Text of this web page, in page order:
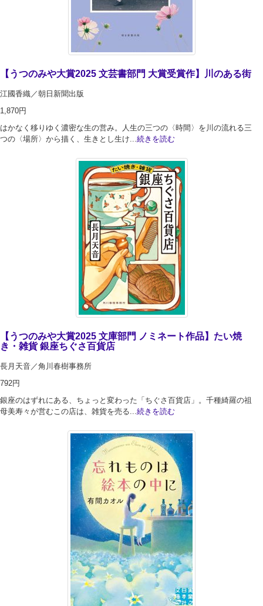
【うつのみや大賞2025 文芸書部門 大賞受賞作】川のある街
江國香織／朝日新聞出版
1,870円
はかなく移りゆく濃密な生の営み。人生の三つの〈時間〉を川の流れる三
つの〈場所〉から描く、生きとし生け... 続きを読む
【うつのみや大賞2025 文庫部門 ノミネート作品】たい焼
き・雑貨 銀座ちぐさ百貨店
長月天音／角川春樹事務所
792円
銀座のはずれにある、ちょっと変わった「ちぐさ百貨店」。千種綺羅の祖
母美寿々が営むこの店は、雑貨を売る... 続きを読む